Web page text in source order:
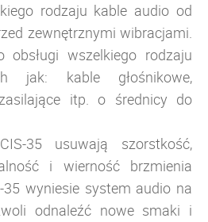
rodzaju kable audio od
zewnętrznymi wibracjami.
obsługi wszelkiego rodzaju
jak: kable głośnikowe,
itp. o średnicy do
35 usuwają szorstkość,
i wierność brzmienia
35 wyniesie system audio na
odnaleźć nowe smaki i